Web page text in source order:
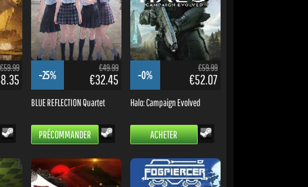
€59.99
-25%
€49.99
€32.45
BLUE REFLECTION Quartet
PRÉCOMMANDER
-0%
€59.99
€52.07
Halo: Campaign Evolved
ACHETER